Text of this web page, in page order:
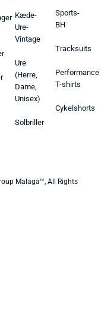
Kæde-
Ure-
Vintage
Ure
(Herre,
Dame,
Unisex)
Solbriller
Sports-
BH
Tracksuits
Performance
T-shirts
Cykelshorts
Malaga™, All Rights